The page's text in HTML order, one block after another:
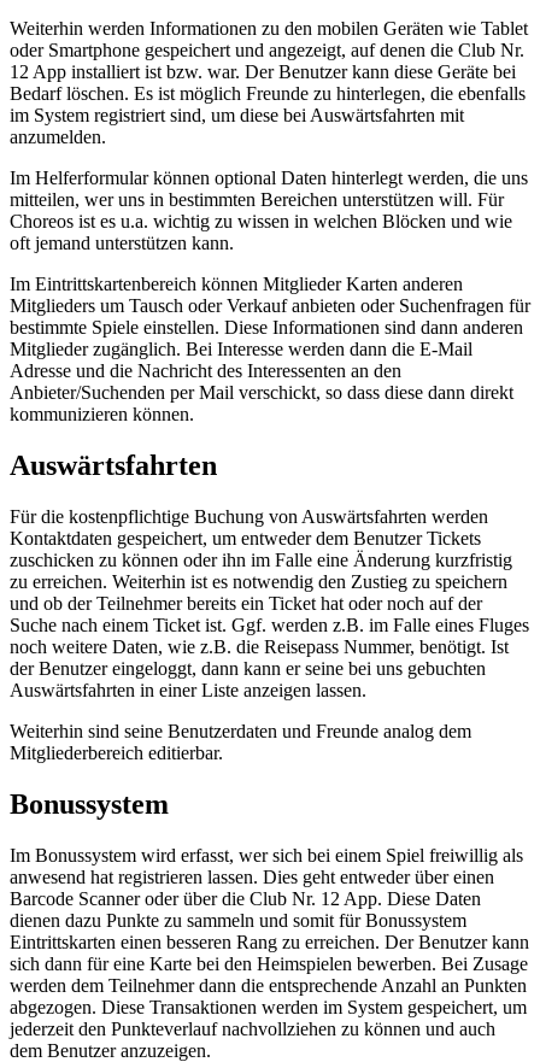
Weiterhin werden Informationen zu den mobilen Geräten wie Tablet
oder Smartphone gespeichert und angezeigt, auf denen die Club Nr.
12 App installiert ist bzw. war. Der Benutzer kann diese Geräte bei
Bedarf löschen. Es ist möglich Freunde zu hinterlegen, die ebenfalls
im System registriert sind, um diese bei Auswärtsfahrten mit
anzumelden.
Im Helferformular können optional Daten hinterlegt werden, die uns
mitteilen, wer uns in bestimmten Bereichen unterstützen will. Für
Choreos ist es u.a. wichtig zu wissen in welchen Blöcken und wie
oft jemand unterstützen kann.
Im Eintrittskartenbereich können Mitglieder Karten anderen
Mitglieders um Tausch oder Verkauf anbieten oder Suchenfragen für
bestimmte Spiele einstellen. Diese Informationen sind dann anderen
Mitglieder zugänglich. Bei Interesse werden dann die E-Mail
Adresse und die Nachricht des Interessenten an den
Anbieter/Suchenden per Mail verschickt, so dass diese dann direkt
kommunizieren können.
Auswärtsfahrten
Für die kostenpflichtige Buchung von Auswärtsfahrten werden
Kontaktdaten gespeichert, um entweder dem Benutzer Tickets
zuschicken zu können oder ihn im Falle eine Änderung kurzfristig
zu erreichen. Weiterhin ist es notwendig den Zustieg zu speichern
und ob der Teilnehmer bereits ein Ticket hat oder noch auf der
Suche nach einem Ticket ist. Ggf. werden z.B. im Falle eines Fluges
noch weitere Daten, wie z.B. die Reisepass Nummer, benötigt. Ist
der Benutzer eingeloggt, dann kann er seine bei uns gebuchten
Auswärtsfahrten in einer Liste anzeigen lassen.
Weiterhin sind seine Benutzerdaten und Freunde analog dem
Mitgliederbereich editierbar.
Bonussystem
Im Bonussystem wird erfasst, wer sich bei einem Spiel freiwillig als
anwesend hat registrieren lassen. Dies geht entweder über einen
Barcode Scanner oder über die Club Nr. 12 App. Diese Daten
dienen dazu Punkte zu sammeln und somit für Bonussystem
Eintrittskarten einen besseren Rang zu erreichen. Der Benutzer kann
sich dann für eine Karte bei den Heimspielen bewerben. Bei Zusage
werden dem Teilnehmer dann die entsprechende Anzahl an Punkten
abgezogen. Diese Transaktionen werden im System gespeichert, um
jederzeit den Punkteverlauf nachvollziehen zu können und auch
dem Benutzer anzuzeigen.